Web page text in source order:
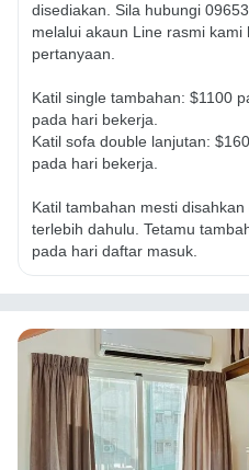
disediakan. Sila hubungi
melalui akaun Line rasmi
pertanyaan.
Katil single tambahan: $1100
pada hari bekerja.
Katil sofa double lanjutan:
pada hari bekerja.
Katil tambahan mesti
terlebih dahulu. Tetamu
pada hari daftar masuk.